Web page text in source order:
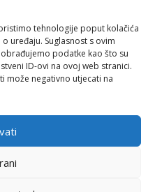
tehnologije poput kolačića
uređaju. Suglasnost s ovim
podatke kao što su
ID-ovi na ovoj web stranici.
može negativno utjecati na
ktorym pula nagrod sa
zwiekszaj kiedy, gdy
wygrywa glownej
korzystne pamietac
stworzyc granie
nie problemem. Kasyna
dadza ci takie gry
w swojego portfolio,
casino oni cyfrowa